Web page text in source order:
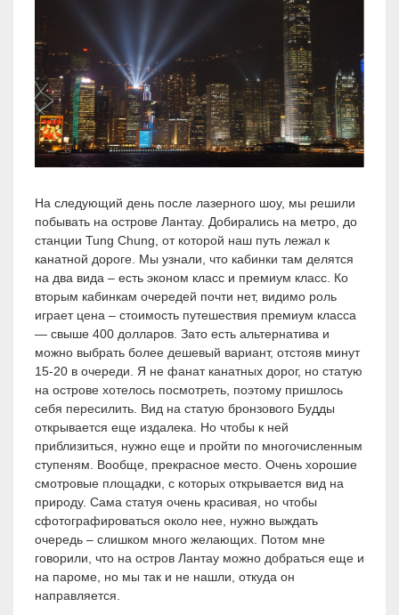
На следующий день после лазерного шоу, мы решили
побывать на острове Лантау. Добирались на метро, до
станции Tung Chung, от которой наш путь лежал к
канатной дороге. Мы узнали, что кабинки там делятся
на два вида – есть эконом класс и премиум класс. Ко
вторым кабинкам очередей почти нет, видимо роль
играет цена – стоимость путешествия премиум класса
— свыше 400 долларов. Зато есть альтернатива и
можно выбрать более дешевый вариант, отстояв минут
15-20 в очереди. Я не фанат канатных дорог, но статую
на острове хотелось посмотреть, поэтому пришлось
себя пересилить. Вид на статую бронзового Будды
открывается еще издалека. Но чтобы к ней
приблизиться, нужно еще и пройти по многочисленным
ступеням. Вообще, прекрасное место. Очень хорошие
смотровые площадки, с которых открывается вид на
природу. Сама статуя очень красивая, но чтобы
сфотографироваться около нее, нужно выждать
очередь – слишком много желающих. Потом мне
говорили, что на остров Лантау можно добраться еще и
на пароме, но мы так и не нашли, откуда он
направляется.